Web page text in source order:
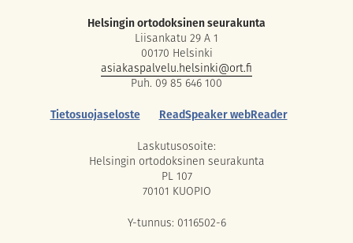
Helsingin ortodoksinen seurakunta
Liisankatu 29 A 1
00170 Helsinki
asiakaspalvelu.helsinki@ort.fi
Puh. 09 85 646 100
Tietosuojaseloste
ReadSpeaker webReader
Laskutusosoite:
Helsingin ortodoksinen seurakunta
PL 107
70101 KUOPIO
Y-tunnus: 0116502-6